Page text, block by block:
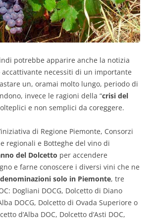
potrebbe apparire anche la notizia
necessiti di un importante
un, oramai molto lungo, periodo di
invece le ragioni della “crisi del
e non semplici da coreggere.
di Regione Piemonte, Consorzi
regionali e Botteghe del vino di
del Dolcetto per accendere
e farne conoscere i diversi vini che ne
solo in Piemonte, tre
Dogliani DOCG, Dolcetto di Diano
DOCG, Dolcetto di Ovada Superiore o
d’Alba DOC, Dolcetto d’Asti DOC,